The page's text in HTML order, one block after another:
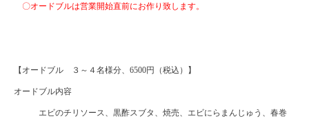
〇オードブルは営業開始直前にお作り致します。
【オードブル ３～４名様分、6500円（税込）】
オードブル内容
エビのチリソース、黒酢スブタ、焼売、エビにらまんじゅう、春巻